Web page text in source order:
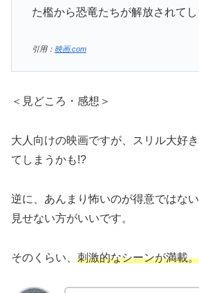
た檻から恐竜たちが解放されて
引用： 映画.com
＜見どころ・感想＞
大人向けの映画ですが、スリル大好
てしまうかも!?
逆に、あんまり怖いのが得意ではな
見せない方がいいです。
そのくらい、 刺激的なシーンが満載。